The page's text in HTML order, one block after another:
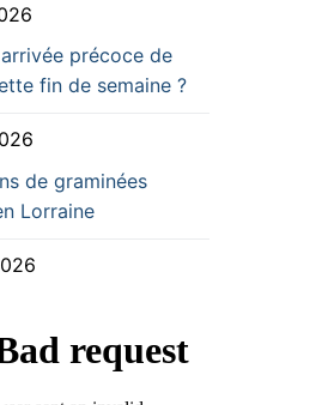
précoce de
fin de semaine ?
de graminées
Lorraine